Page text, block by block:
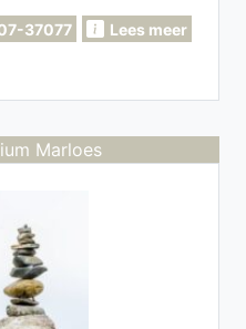
mogelijk.
37077
Lees meer
Marloes